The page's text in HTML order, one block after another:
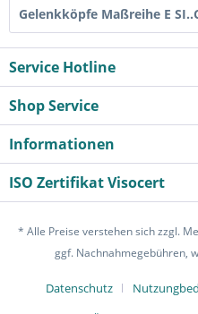
Gelenkköpfe Maßreihe E
Service Hotline
Shop Service
Informationen
ISO Zertifikat Visocert
* Alle Preise verstehen sich zzgl.
ggf. Nachnahmegebühren,
Datenschutz